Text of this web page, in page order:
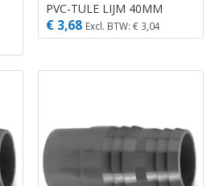
PVC-TULE LIJM 40MM
€ 3,68 Excl. BTW: € 3,04